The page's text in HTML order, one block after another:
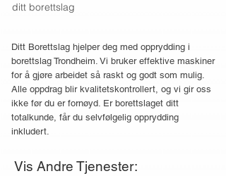
ditt borettslag
Ditt Borettslag hjelper deg med opprydding i
borettslag Trondheim. Vi bruker effektive maskiner
for å gjøre arbeidet så raskt og godt som mulig.
Alle oppdrag blir kvalitetskontrollert, og vi gir oss
ikke før du er fornøyd. Er borettslaget ditt
totalkunde, får du selvfølgelig opprydding
inkludert.
Vis Andre Tjenester: